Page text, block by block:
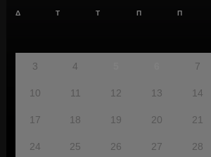
Δ Τ Τ Π Π
3 4 7
10 11 12 13 14
17 18 19 20 21
24 25 26 27 28